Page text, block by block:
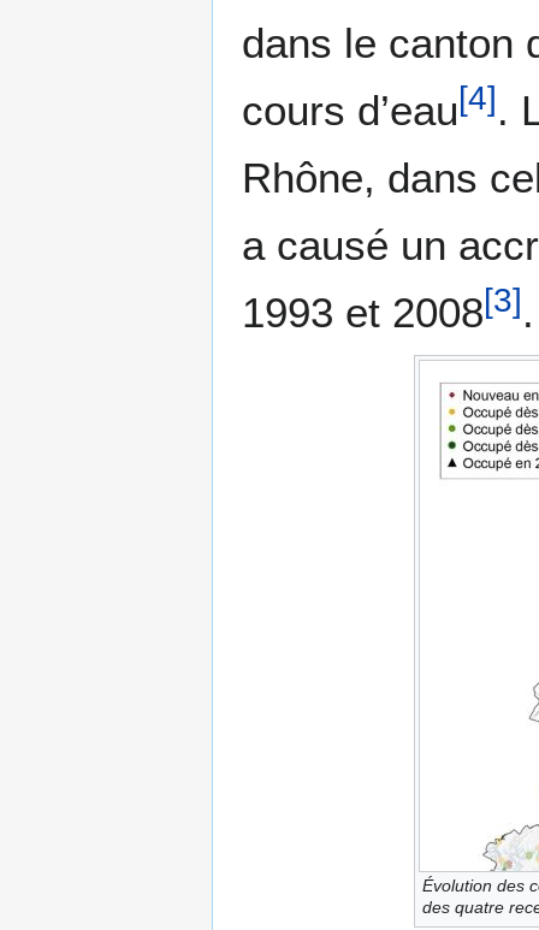
dans le canton
cours d’eau[4].
Rhône, dans
a causé un
1993 et 2008[3].
Évolution des
des quatre